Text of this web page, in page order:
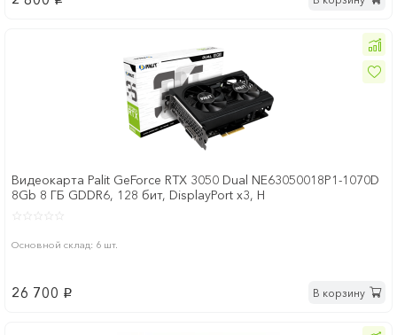
Видеокарта Palit GeForce RTX 3050 Dual NE63050018P1-1070D
8Gb 8 ГБ GDDR6, 128 бит, DisplayPort x3, H
Основной склад: 6 шт.
26 700 p В корзину